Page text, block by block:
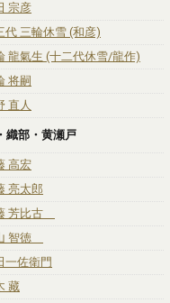
宗彦
代 三輪休雪 (和彦)
龍氣生 (十二代休雪/龍作)
将嗣
直人
織部・黄瀬戸
高宏
亮太郎
芳比古
智徳
一佐衛門
藏